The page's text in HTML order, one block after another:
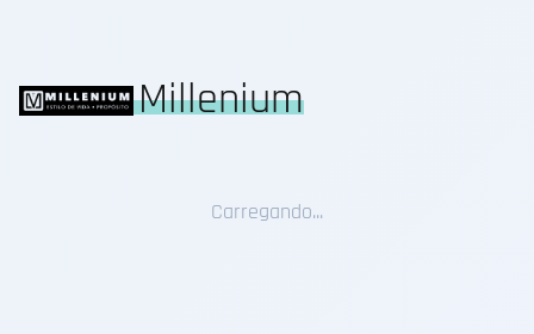
Millenium
Carregando...